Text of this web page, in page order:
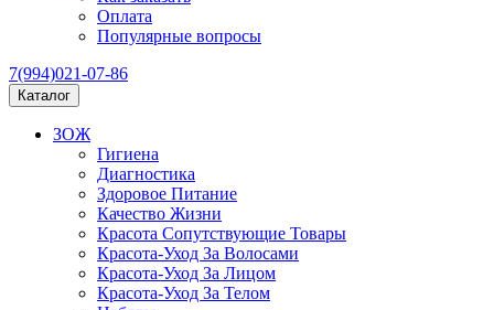
Оплата
Популярные вопросы
7(994)021-07-86
Каталог
ЗОЖ
Гигиена
Диагностика
Здоровое Питание
Качество Жизни
Красота Сопутствующие Товары
Красота-Уход За Волосами
Красота-Уход За Лицом
Красота-Уход За Телом